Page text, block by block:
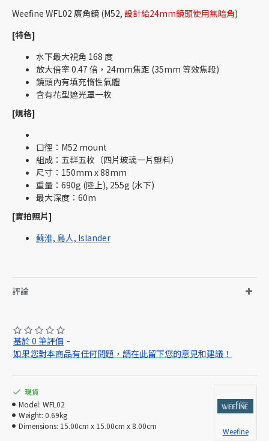
Weefine WFL02 廣角鏡 (M52, 設計給24mm鏡頭使用無暗角)
[特色]
水下最大視角 168 度
放大倍率 0.47 倍，24mm焦距 (35mm 等效焦段)
鏡頭內有填充惰性氣體
含有花型遮光罩一枚
[規格]
口徑：M52 mount
組成：五群五枚（四片玻璃一片塑料）
尺寸：150mm x 88mm
重量：690g (陸上), 255g (水下)
最大深度：60m
[實拍照片]
蘇淮, 島人, Islander
評論
基於 0 筆評價 -
如果您對本商品有任何問題，請在此留下您的意見和建議！
現貨
Model: WFL02
Weight: 0.69kg
Dimensions: 15.00cm x 15.00cm x 8.00cm
Weefine